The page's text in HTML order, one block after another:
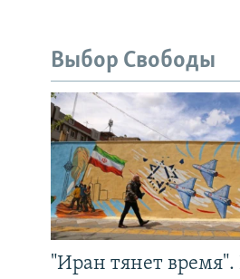
Выбор Свободы
"Иран тянет время".